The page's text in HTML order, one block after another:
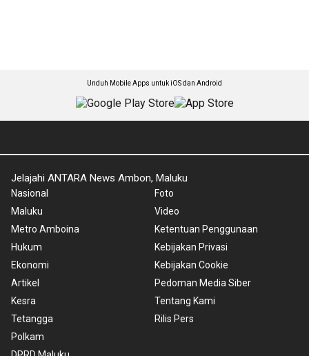
Unduh Mobile Apps untuk iOS dan Android
Jelajahi ANTARA News Ambon, Maluku
Nasional
Maluku
Metro Amboina
Hukum
Ekonomi
Artikel
Kesra
Tetangga
Polkam
Foto
Video
Ketentuan Penggunaan
Kebijakan Privasi
Kebijakan Cookie
Pedoman Media Siber
Tentang Kami
Rilis Pers